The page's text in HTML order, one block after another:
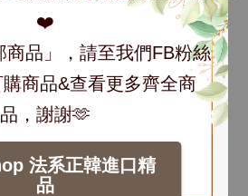
❤️
商品」，請至我們FB粉絲
商品&查看更多齊全商
品，謝謝🫶
法系正韓進口精
品